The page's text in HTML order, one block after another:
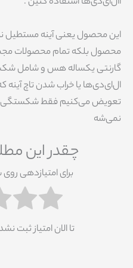
این محصول یعنی آینه مستطیل
محصول بلکه تمام محصولات
گارنتی یکساله هس و شامل
ال‌ای‌دی‌ها یا خراب شدن تاچ
تعویض می‌کنیم فقط شکستگی
نمی‌شه
چقدر این
برای امتیازدهی
تا الان امتیاز ثبت